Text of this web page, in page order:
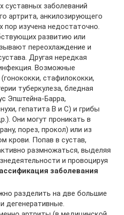
суставных заболеваний
артрита, анкилозирующего
пор изучена недостаточно.
развитию или
переохлаждение и
Другая нередкая
Возможные
стафилококки,
туберкулеза, бледная
Эпштейна-Барра,
гепатита В и С) и грибы
Они могут проникать в
порез, прокол) или из
крови. Попав в сустав,
размножаться, выделяя
и провоцируя
заболевания
разделить на две большие
дегенеративные.